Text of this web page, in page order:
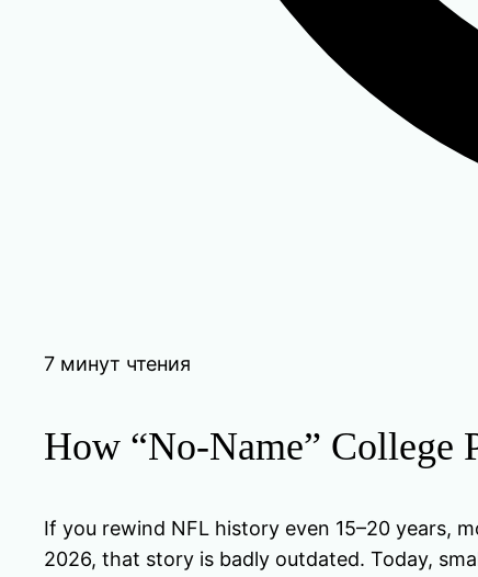
7 минут чтения
How “No-Name” College
If you rewind NFL history even 15–20 years,
2026, that story is badly outdated. Today,